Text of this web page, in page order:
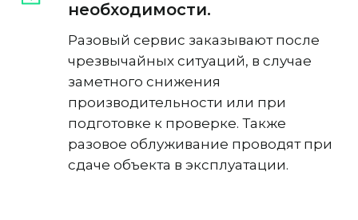
необходимости.
Разовый сервис заказывают после
чрезвычайных ситуаций, в случае
заметного снижения
производительности или при
подготовке к проверке. Также
разовое облуживание проводят при
сдаче объекта в эксплуатации.